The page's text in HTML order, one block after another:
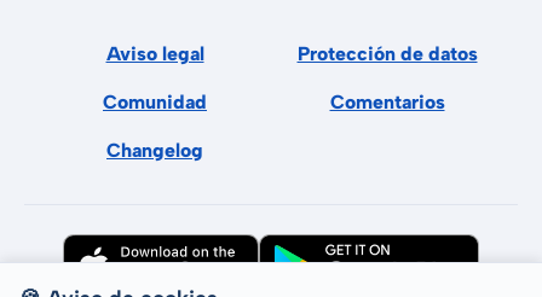
Aviso legal Protección de datos
Comunidad Comentarios
Changelog